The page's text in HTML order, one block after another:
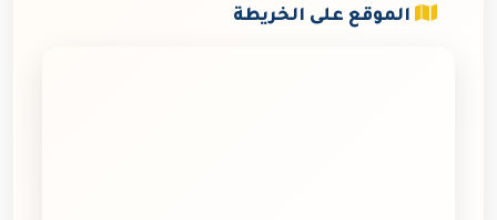
الموقع على الخريطة